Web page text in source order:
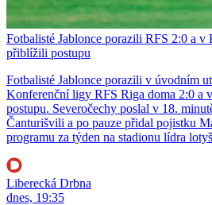
Fotbalisté Jablonce porazili RFS 2:0 a v
přiblížili postupu
Fotbalisté Jablonce porazili v úvodním
Konferenční ligy RFS Riga doma 2:0 a
postupu. Severočechy poslal v 18.
Čanturišvili a po pauze přidal pojistku
programu za týden na stadionu lídra
Liberecká Drbna
dnes, 19:35